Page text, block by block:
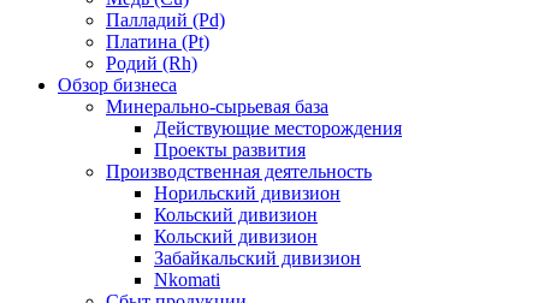
Палладий (Pd)
Платина (Pt)
Родий (Rh)
Обзор бизнеса
Минерально-сырьевая база
Действующие месторождения
Проекты развития
Производственная деятельность
Норильский дивизион
Кольский дивизион
Кольский дивизион
Забайкальский дивизион
Nkomati